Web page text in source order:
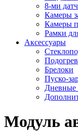
8-ми
Камеры
Камеры
Рамки
Аксессуары
Брелоки
Пуско-
Дневные
Модуль